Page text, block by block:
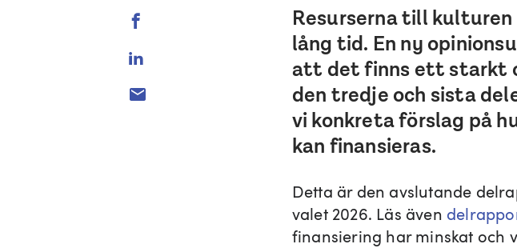
Resurserna till
lång tid. En ny
att det finns ett starkt
den tredje och sista
vi konkreta förslag på
kan finansieras.
Detta är den avslutande
valet 2026. Läs även
finansiering har minskat och